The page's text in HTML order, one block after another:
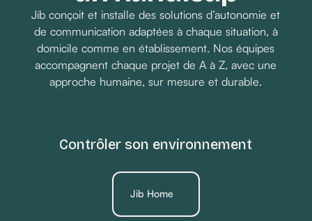
Jib conçoit et installe des solutions d’autonomie et
de communication adaptées à chaque situation, à
domicile comme en établissement. Nos équipes
accompagnent chaque projet de A à Z, avec une
approche humaine, sur mesure et durable.
Contrôler son environnement
Jib Home